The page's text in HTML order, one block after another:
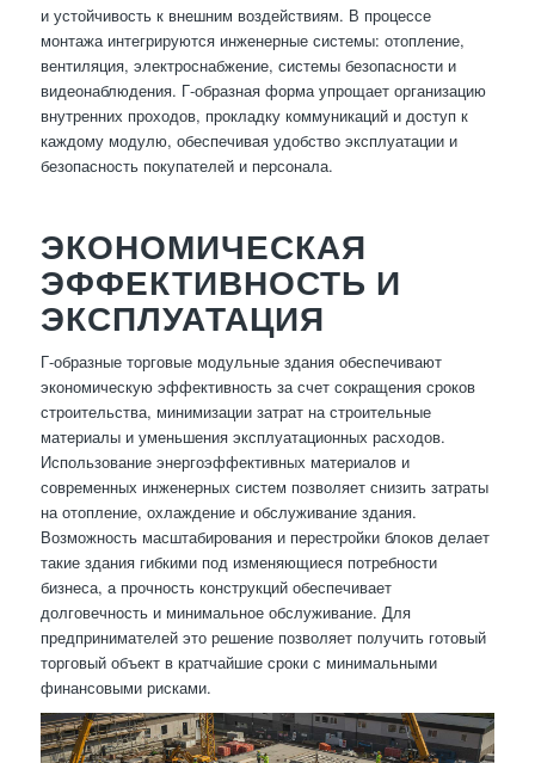
и устойчивость к внешним воздействиям. В процессе
монтажа интегрируются инженерные системы: отопление,
вентиляция, электроснабжение, системы безопасности и
видеонаблюдения. Г-образная форма упрощает организацию
внутренних проходов, прокладку коммуникаций и доступ к
каждому модулю, обеспечивая удобство эксплуатации и
безопасность покупателей и персонала.
ЭКОНОМИЧЕСКАЯ
ЭФФЕКТИВНОСТЬ И
ЭКСПЛУАТАЦИЯ
Г-образные торговые модульные здания обеспечивают
экономическую эффективность за счет сокращения сроков
строительства, минимизации затрат на строительные
материалы и уменьшения эксплуатационных расходов.
Использование энергоэффективных материалов и
современных инженерных систем позволяет снизить затраты
на отопление, охлаждение и обслуживание здания.
Возможность масштабирования и перестройки блоков делает
такие здания гибкими под изменяющиеся потребности
бизнеса, а прочность конструкций обеспечивает
долговечность и минимальное обслуживание. Для
предпринимателей это решение позволяет получить готовый
торговый объект в кратчайшие сроки с минимальными
финансовыми рисками.